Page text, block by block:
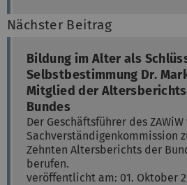
Nächster Beitrag
Bildung im Alter als
Selbstbestimmung Dr.
Mitglied der
Bundes
Der Geschäftsführer des
Sachverständigenkommission
Zehnten Altersberichts der
berufen.
veröffentlicht am: 01. Oktober